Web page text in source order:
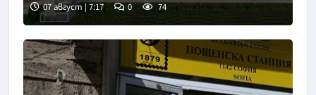
Снимка: БТА
07 август | 7:17 0 74